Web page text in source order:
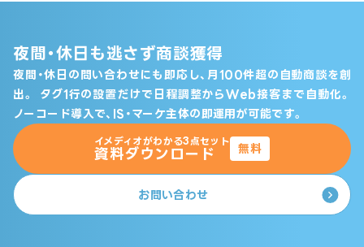
夜間・休日も逃さず商談獲得
夜間・休日の問い合わせにも即応し、月100件超の自動商談を創
出。
タグ1行の設置だけで日程調整からWeb接客まで自動化。
ノーコード導入で、IS・マーケ主体の即運用が可能です。
イメディオがわかる3点セット
資料ダウンロード 無料
お問い合わせ